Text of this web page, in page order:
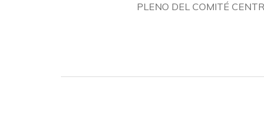
PLENO DEL COMITÉ